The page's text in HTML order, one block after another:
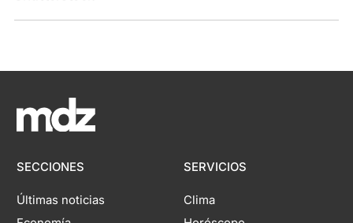
SECCIONES
Últimas noticias
SERVICIOS
Clima